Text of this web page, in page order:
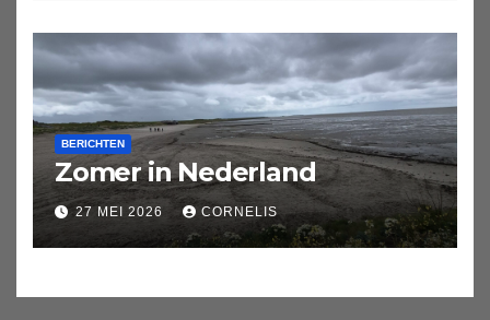
BERICHTEN
Zomer in Nederland
27 MEI 2026 CORNELIS